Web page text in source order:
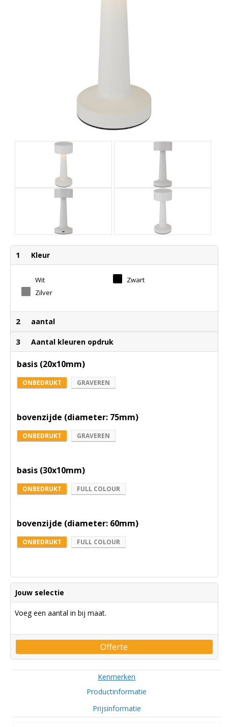
1 Kleur
Wit
Zwart
Zilver
2 aantal
3 Aantal kleuren opdruk
basis (20x10mm)
ONBEDRUKT GRAVEREN
bovenzijde (diameter: 75mm)
ONBEDRUKT GRAVEREN
basis (30x10mm)
ONBEDRUKT FULL COLOUR
bovenzijde (diameter: 60mm)
ONBEDRUKT FULL COLOUR
Jouw selectie
Voeg een aantal in bij maat.
Offerte
Kenmerken
Productinformatie
Prijsinformatie